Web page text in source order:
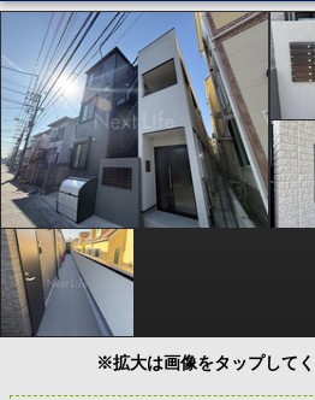
※拡大は画像をタップしてく